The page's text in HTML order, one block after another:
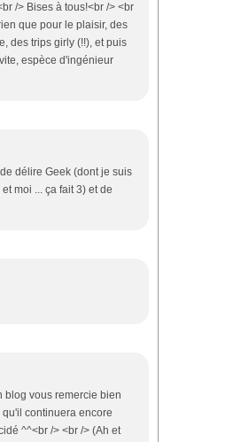
/> Bises à tous!<br /> <br
que pour le plaisir, des
des trips girly (!!), et puis
espèce d'ingénieur
délire Geek (dont je suis
moi ... ça fait 3) et de
blog vous remercie bien
continuera encore
^^<br /> <br /> (Ah et